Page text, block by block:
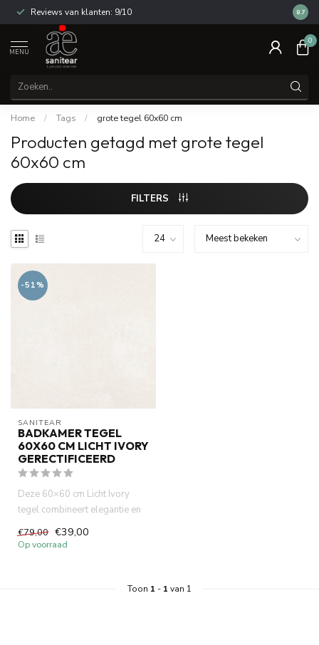
Reviews van klanten: 9/10 14
8.7
MENU
0
Home / Tags / grote tegel 60x60 cm
Producten getagd met grote tegel
60x60 cm
FILTERS
-51%
SANITEAR
BADKAMER TEGEL
60X60 CM LICHT IVORY
GERECTIFICEERD
Deze 60×60 cm Licht Ivory
tegel combineert elegantie en
functionaliteit. Dankzij...
€79,00 €39,00
Op voorraad
Toon 1 - 1 van 1